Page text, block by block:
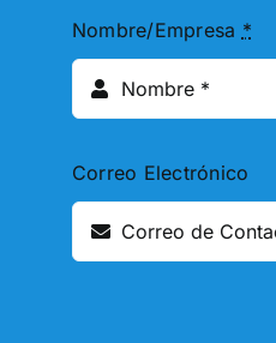
Nombre/Empresa *
Correo Electrónico